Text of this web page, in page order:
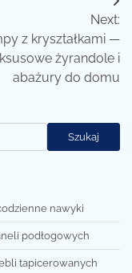
Next:
z kryształkami —
żyrandole i
abażury do domu
Szukaj
nawyki
podłogowych
tapicerowanych